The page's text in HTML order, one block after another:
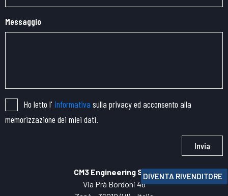
DIVENTA RIVENDITORE
Messaggio
Ho letto l' informativa sulla privacy ed acconsento alla
memorizzazione dei miei dati.
Invia
CM3 Engineering SRL
Via Prà Bordoni 46